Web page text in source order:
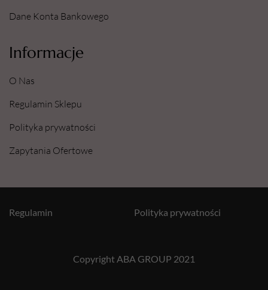
Dane Konta Bankowego
Informacje
O Nas
Regulamin Sklepu
Polityka prywatności
Zapytania Ofertowe
Copyright ABA GROUP 2021
Polityka prywatności
Regulamin